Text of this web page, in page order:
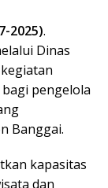
2025).
Dinas
pengelola
Banggai.
kapasitas
dan